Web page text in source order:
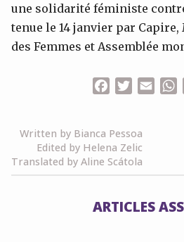
une solidarité féministe
tenue le 14 janvier par
des Femmes et Assemblée
FacebookTwitter
Written by Bianca Pessoa
Edited by Helena Zelic
Translated by Aline Scátola
ARTICLES